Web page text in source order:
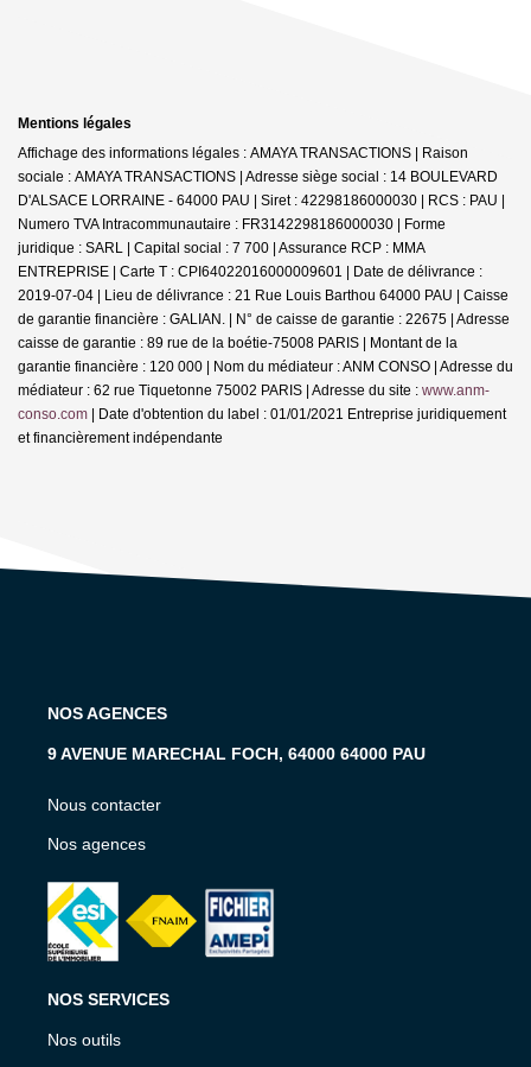
Mentions légales
Affichage des informations légales : AMAYA TRANSACTIONS | Raison
sociale : AMAYA TRANSACTIONS | Adresse siège social : 14 BOULEVARD
D'ALSACE LORRAINE - 64000 PAU | Siret : 42298186000030 | RCS : PAU |
Numero TVA Intracommunautaire : FR3142298186000030 | Forme
juridique : SARL | Capital social : 7 700 | Assurance RCP : MMA
ENTREPRISE | Carte T : CPI64022016000009601 | Date de délivrance :
2019-07-04 | Lieu de délivrance : 21 Rue Louis Barthou 64000 PAU | Caisse
de garantie financière : GALIAN. | N° de caisse de garantie : 22675 | Adresse
caisse de garantie : 89 rue de la boétie-75008 PARIS | Montant de la
garantie financière : 120 000 | Nom du médiateur : ANM CONSO | Adresse du
médiateur : 62 rue Tiquetonne 75002 PARIS | Adresse du site : www.anm-
conso.com | Date d'obtention du label : 01/01/2021 Entreprise juridiquement
et financièrement indépendante
NOS AGENCES
9 AVENUE MARECHAL FOCH, 64000 64000 PAU
Nous contacter
Nos agences
NOS SERVICES
Nos outils